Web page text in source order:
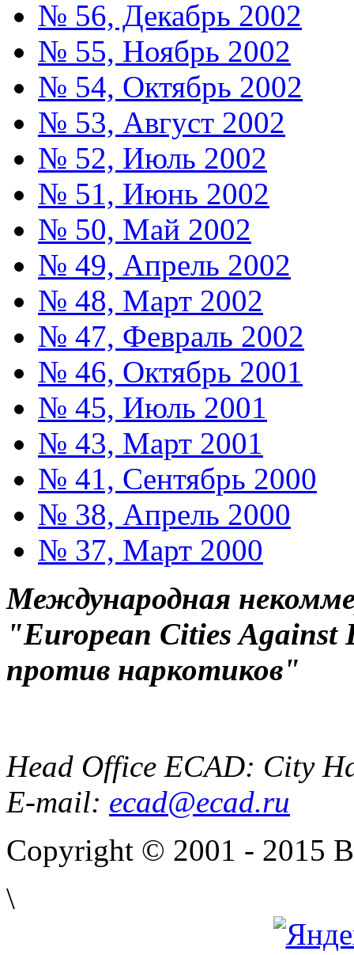
№ 56, Декабрь 2002
№ 55, Ноябрь 2002
№ 54, Октябрь 2002
№ 53, Август 2002
№ 52, Июль 2002
№ 51, Июнь 2002
№ 50, Май 2002
№ 49, Апрель 2002
№ 48, Март 2002
№ 47, Февраль 2002
№ 46, Октябрь 2001
№ 45, Июль 2001
№ 43, Март 2001
№ 41, Сентябрь 2000
№ 38, Апрель 2000
№ 37, Март 2000
Международная
"European Cities Against
против наркотиков"
Head Office ECAD: City
E-mail: ecad@ecad.ru
Copyright © 2001 - 2015
\